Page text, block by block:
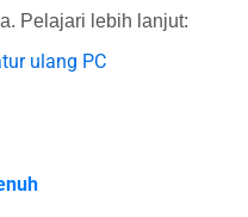
Pelajari lebih lanjut:
ulang PC